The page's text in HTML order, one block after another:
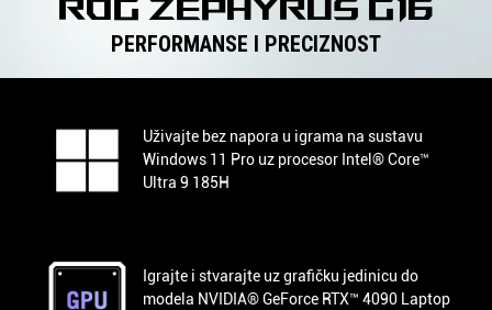
PERFORMANSE I PRECIZNOST
Uživajte bez napora u igrama na sustavu
Windows 11 Pro uz procesor Intel® Core™
Ultra 9 185H
Igrajte i stvarajte uz grafičku jedinicu do
modela NVIDIA® GeForce RTX™ 4090 Laptop